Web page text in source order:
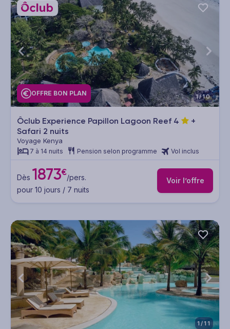
OFFRE BON PLAN 1/10
Ôclub Experience Papillon Lagoon Reef 4
+
Safari 2 nuits
Voyage Kenya
7 à 14 nuits Pension selon programme Vol inclus
Dès 1873€/pers.
pour 10 jours / 7 nuits
Voir l’offre
1/11